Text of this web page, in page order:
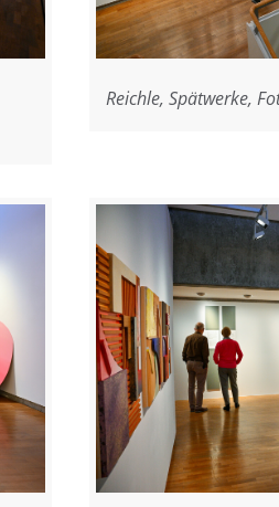
Reichle, Spätwerke,